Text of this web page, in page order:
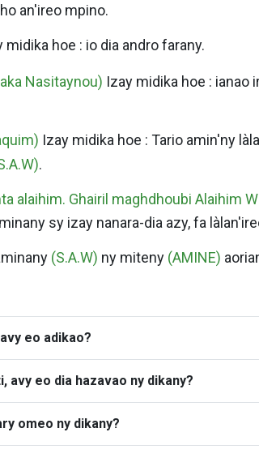
an'ireo mpino.
midika hoe : io dia andro farany.
Nasitaynou) Izay midika hoe : ianao
Izay midika hoe : Tario amin'ny
.
alaihim. Ghairil maghdhoubi Alaihim
sy izay nanara-dia azy, fa
(S.A.W) ny miteny (AMINE)
eo adikao?
avy eo dia hazavao ny dikany?
omeo ny dikany?